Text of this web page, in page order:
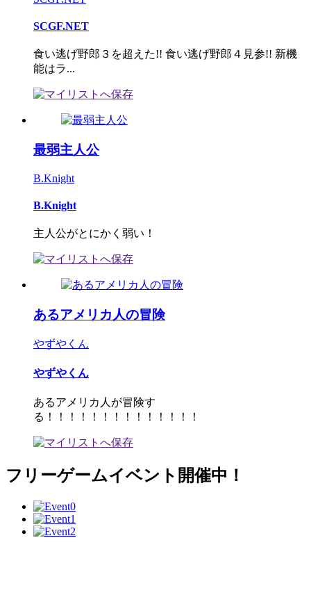
SCGF.NET
食い逃げ野郎３を超えた!! 食い逃げ野郎４見参!! 新機
能はラ...
最弱主人公
B.Knight
B.Knight
主人公がとにかく弱い！
あるアメリカ人の冒険
やずやくん
やずやくん
あるアメリカ人が冒険す
る！！！！！！！！！！！！！！
フリーゲームイベント開催中！